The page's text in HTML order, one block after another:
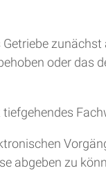
oder das
abgeben zu